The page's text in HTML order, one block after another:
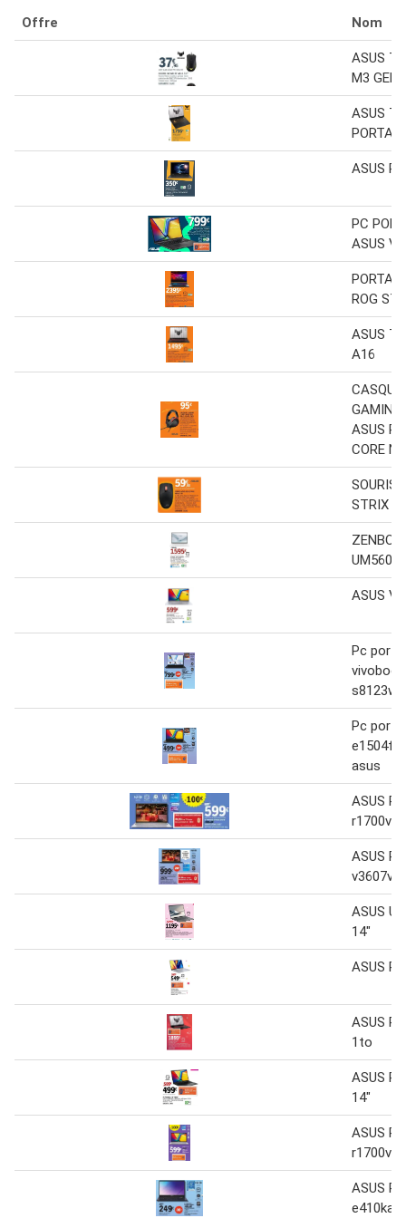
Offre Nom
ASUS
M3 GEN
ASUS
ASUS
PC
ASUS
ROG
ASUS
A16
CASQUE
GAMING
ASUS
CORE
SOURIS
STRIX
ASUS
Pc
s8123w
Pc
asus
ASUS
ASUS
ASUS
14"
ASUS
ASUS
1to
ASUS
14"
ASUS
ASUS
e410ka-